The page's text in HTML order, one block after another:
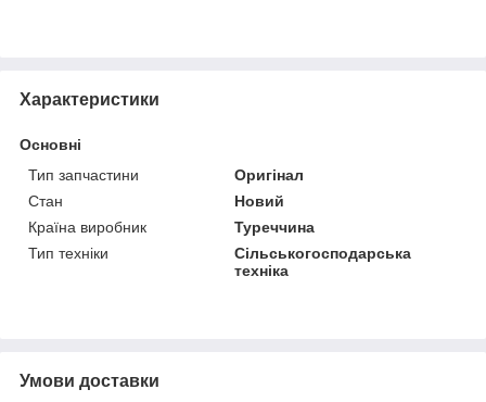
Характеристики
Основні
Тип запчастини
Оригінал
Стан
Новий
Країна виробник
Туреччина
Тип техніки
Сільськогосподарська
техніка
Умови доставки